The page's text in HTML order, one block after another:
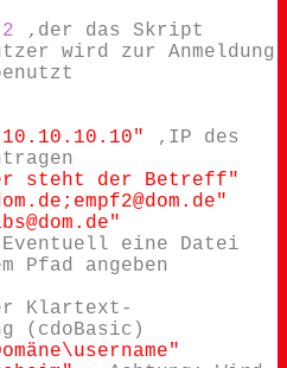
2
‚der das Skript
wird zur Anmeldung
‚IP des
steht der Betreff"
eine Datei
Pfad angeben
Klartext-
(cdoBasic)